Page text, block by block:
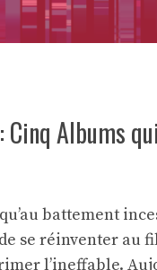
Cinq Albums
battement
se réinventer au
l’ineffable.